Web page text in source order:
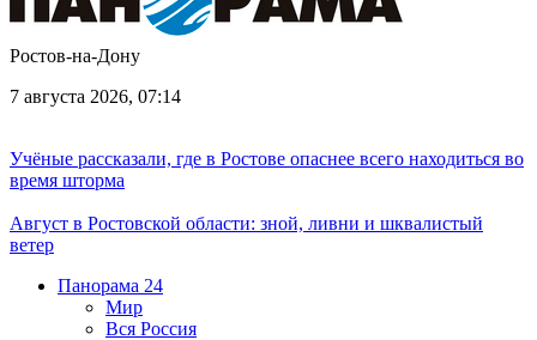
Ростов-на-Дону
7 августа 2026, 07:14
Учёные рассказали, где в Ростове опаснее всего находиться во
время шторма
Август в Ростовской области: зной, ливни и шквалистый
ветер
Панорама 24
Мир
Вся Россия